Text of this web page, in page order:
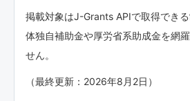
掲載対象はJ-Grants APIで取得でき
体独自補助金や厚労省系助成金を網
せん。
（最終更新：2026年8月2日）